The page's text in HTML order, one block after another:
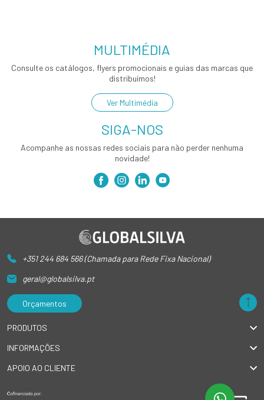
MULTIMÉDIA
Consulte os catálogos, flyers promocionais e guias das marcas que
distribuímos!
Ver Multimédia
SIGA-NOS
Acompanhe as nossas redes sociais para não perder nenhuma
novidade!
+351 244 684 566 (Chamada para Rede Fixa Nacional)
geral@globalsilva.pt
Orçamentos
PRODUTOS
INFORMAÇÕES
APOIO AO CLIENTE